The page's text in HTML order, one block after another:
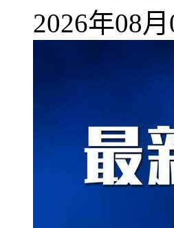
2026年08